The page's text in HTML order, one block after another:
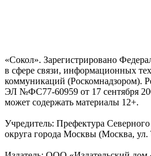
«Сокол». Зарегистрировано
в сфере связи, информационных
коммуникаций (Роскомнадзором).
ЭЛ №ФС77-60959 от 17 сентября
может содержать материалы 12+.
Учредитель: Префектура
округа города Москвы (Москва, ул.